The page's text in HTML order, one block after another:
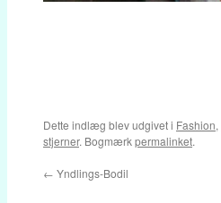
Dette indlæg blev udgivet i Fashion,
stjerner. Bogmærkpermalinket.
← Yndlings-Bodil